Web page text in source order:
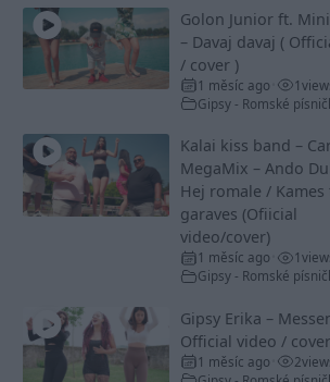
Golon Junior ft.
– Davaj davaj (
/ cover )
1 měsíc ago 1
Gipsy - Romské
Kalai kiss band –
MegaMix – Ando
Hej romale / Kames
garaves (Ofiicial
video/cover)
1 měsíc ago 1
Gipsy - Romské
Gipsy Erika –
Official video /
1 měsíc ago 2